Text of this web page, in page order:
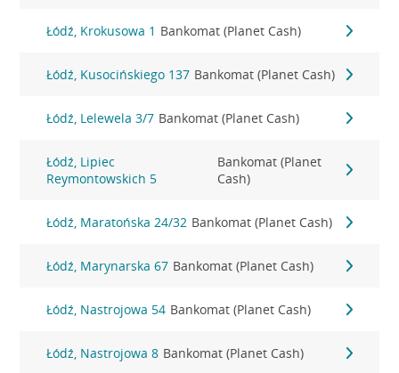
Łódź, Krokusowa 1 Bankomat (Planet Cash)
Łódź, Kusocińskiego 137 Bankomat (Planet Cash)
Łódź, Lelewela 3/7 Bankomat (Planet Cash)
Łódź, Lipiec
Reymontowskich 5
Bankomat (Planet
Cash)
Łódź, Maratońska 24/32 Bankomat (Planet Cash)
Łódź, Marynarska 67 Bankomat (Planet Cash)
Łódź, Nastrojowa 54 Bankomat (Planet Cash)
Łódź, Nastrojowa 8 Bankomat (Planet Cash)